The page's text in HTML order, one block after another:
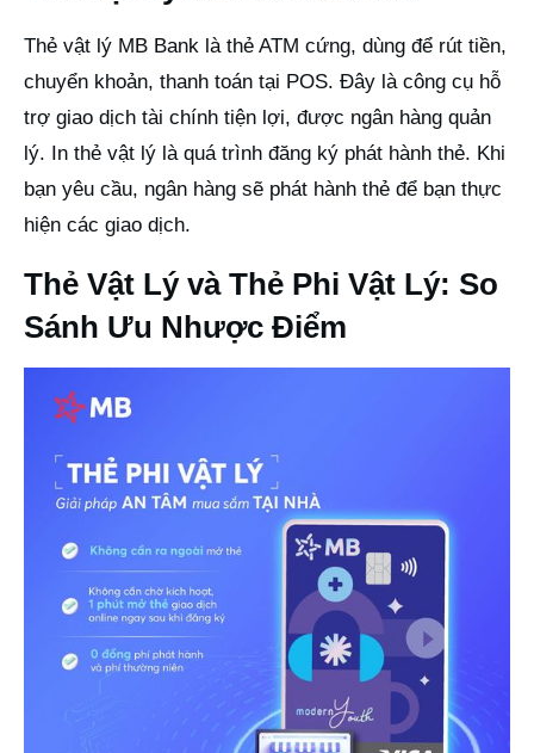
Thẻ vật lý MB Bank là thẻ ATM cứng, dùng để rút tiền,
chuyển khoản, thanh toán tại POS. Đây là công cụ hỗ
trợ giao dịch tài chính tiện lợi, được ngân hàng quản
lý. In thẻ vật lý là quá trình đăng ký phát hành thẻ. Khi
bạn yêu cầu, ngân hàng sẽ phát hành thẻ để bạn thực
hiện các giao dịch.
Thẻ Vật Lý và Thẻ Phi Vật Lý: So
Sánh Ưu Nhược Điểm